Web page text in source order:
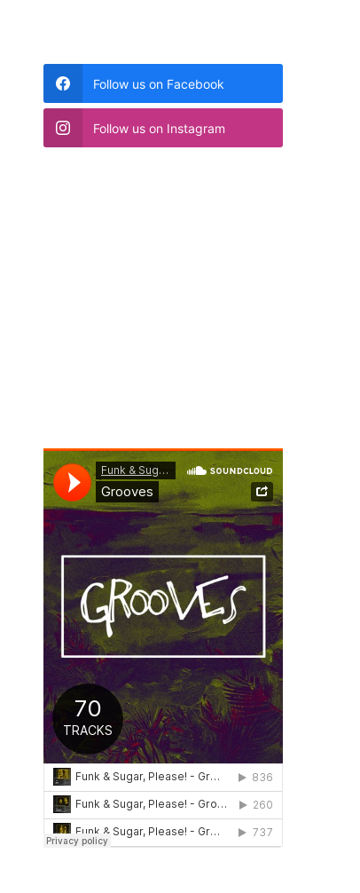
Follow us on Facebook
Follow us on Instagram